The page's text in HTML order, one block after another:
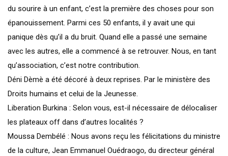
du sourire à un enfant, c’est la première des choses pour son
épanouissement. Parmi ces 50 enfants, il y avait une qui
panique dès qu’il a du bruit. Quand elle a passé une semaine
avec les autres, elle a commencé à se retrouver. Nous, en tant
qu’association, c’est notre contribution.
Déni Dèmè a été décoré à deux reprises. Par le ministère des
Droits humains et celui de la Jeunesse.
Liberation Burkina : Selon vous, est-il nécessaire de délocaliser
les plateaux off dans d’autres localités ?
Moussa Dembélé : Nous avons reçu les félicitations du ministre
de la culture, Jean Emmanuel Ouédraogo, du directeur général